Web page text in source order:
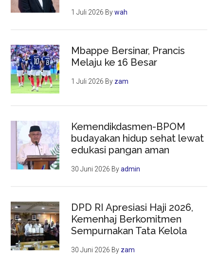
1 Juli 2026 Bywah
Mbappe Bersinar, Prancis
Melaju ke 16 Besar
1 Juli 2026 By zam
Kemendikdasmen-BPOM
budayakan hidup sehat lewat
edukasi pangan aman
30 Juni 2026 Byadmin
DPD RI Apresiasi Haji 2026,
Kemenhaj Berkomitmen
Sempurnakan Tata Kelola
30 Juni 2026 By zam